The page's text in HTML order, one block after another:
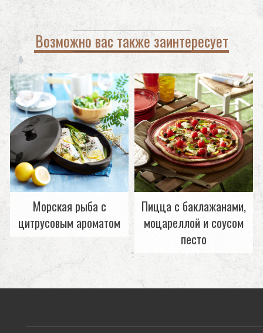
Возможно вас также заинтересует
Морская рыба с
цитрусовым ароматом
Пицца с баклажанами,
моцареллой и соусом
песто